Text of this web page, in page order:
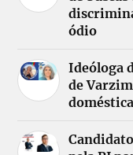
ódio
Ideóloga
de